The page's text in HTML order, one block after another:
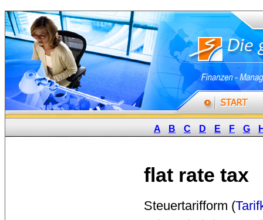
A B C D E F G
flat rate tax
Steuertarifform (